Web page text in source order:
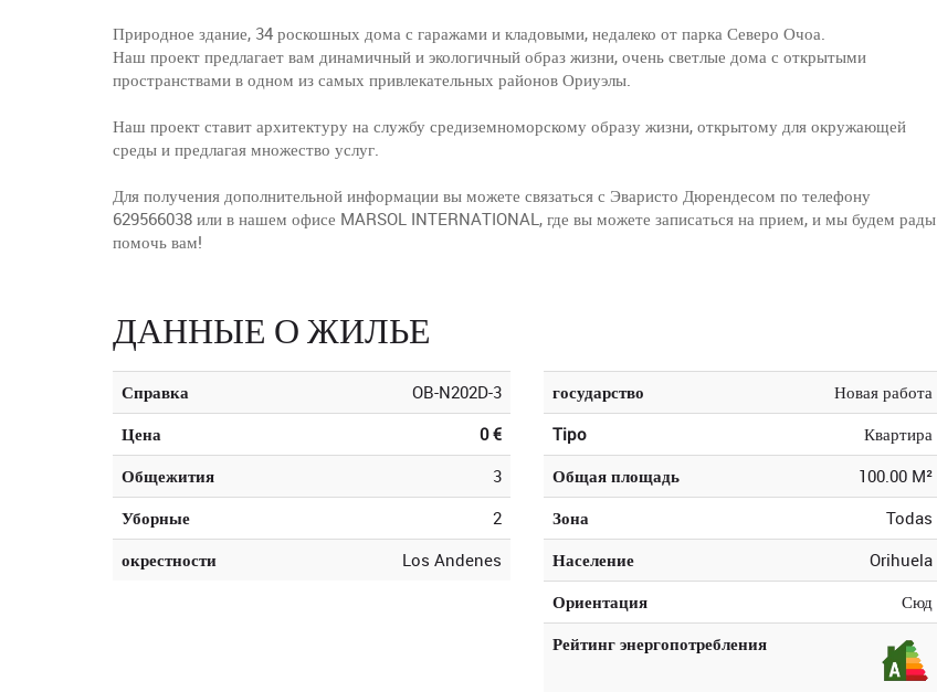
Природное здание, 34 роскошных дома с гаражами и кладовыми, недалеко от парка Северо Очоа.
Наш проект предлагает вам динамичный и экологичный образ жизни, очень светлые дома с открытыми
пространствами в одном из самых привлекательных районов Ориуэлы.
Наш проект ставит архитектуру на службу средиземноморскому образу жизни, открытому для окружающей
среды и предлагая множество услуг.
Для получения дополнительной информации вы можете связаться с Эваристо Дюрендесом по телефону
629566038 или в нашем офисе MARSOL INTERNATIONAL, где вы можете записаться на прием, и мы будем рады
помочь вам!
ДАННЫЕ О ЖИЛЬЕ
Справка
OB-N202D-3
Цена
0 €
Общежития
3
Уборные
2
окрестности
Los Andenes
государство
Новая работа
Tipo
Квартира
Общая площадь
100.00 M²
Зона
Todas
Население
Orihuela
Ориентация
Сюд
Рейтинг энергопотребления